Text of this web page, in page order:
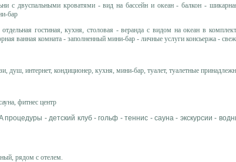
с двуспальными кроватями - вид на бассейн и океан - балкон -
бар
гостиная, кухня, столовая - веранда с видом на океан в
ванная комната - заполненный мини-бар - личные услуги консьержа -
душ, интернет, кондиционер, кухня, мини-бар, туалет, туалетные
фитнес центр
- детский клуб - гольф - теннис - сауна - экскурсии -
рядом с отелем.